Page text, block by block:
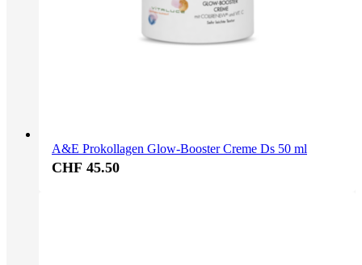
A&E Prokollagen Glow-Booster Creme Ds 50 ml
CHF 45.50